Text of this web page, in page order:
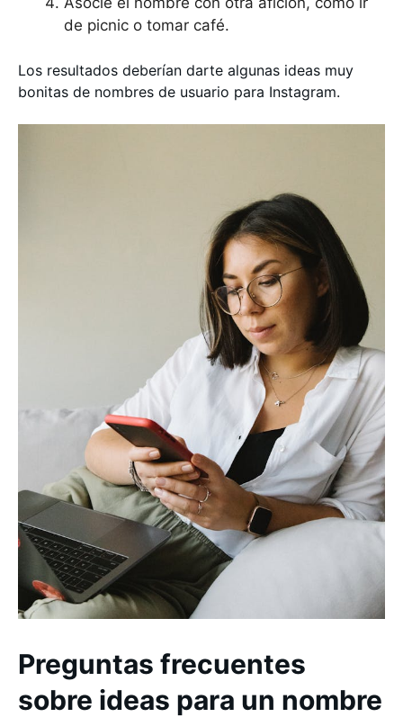
de picnic o tomar café.
Los resultados deberían darte algunas ideas muy
bonitas de nombres de usuario para Instagram.
Preguntas frecuentes
sobre ideas para un nombre